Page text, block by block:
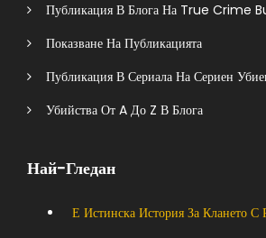
Публикация В Блога На True Crime
Показване На Публикацията
Публикация В Сериала На Сериен
Убийства От A До Z В Блога
Най-Гледан
Е Истинска История За Клането С